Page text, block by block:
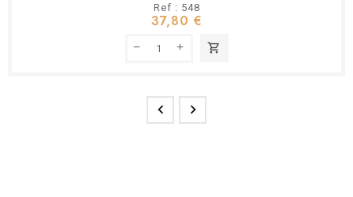
Ref : 548
37,80 €
shopping_cart
 